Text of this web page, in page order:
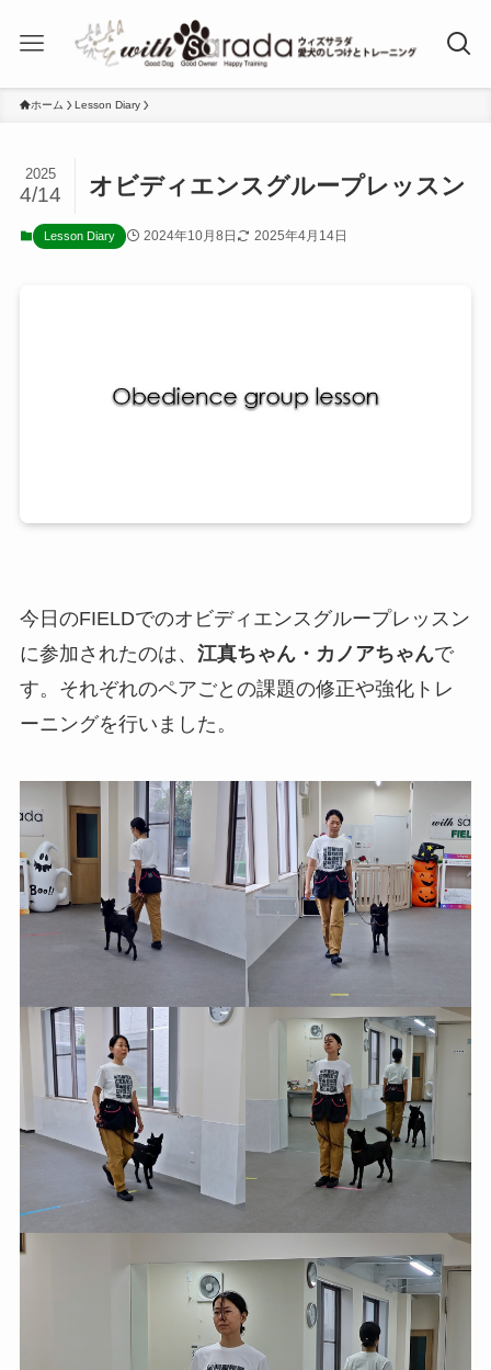
ホーム Lesson Diary
オビディエンスグループレッスン
2025
4/14
Lesson Diary 2024年10月8日 2025年4月14日
今日のFIELDでのオビディエンスグループレッスン
に参加されたのは、 江真ちゃん・カノアちゃんで
す。それぞれのペアごとの課題の修正や強化トレ
ーニングを行いました。